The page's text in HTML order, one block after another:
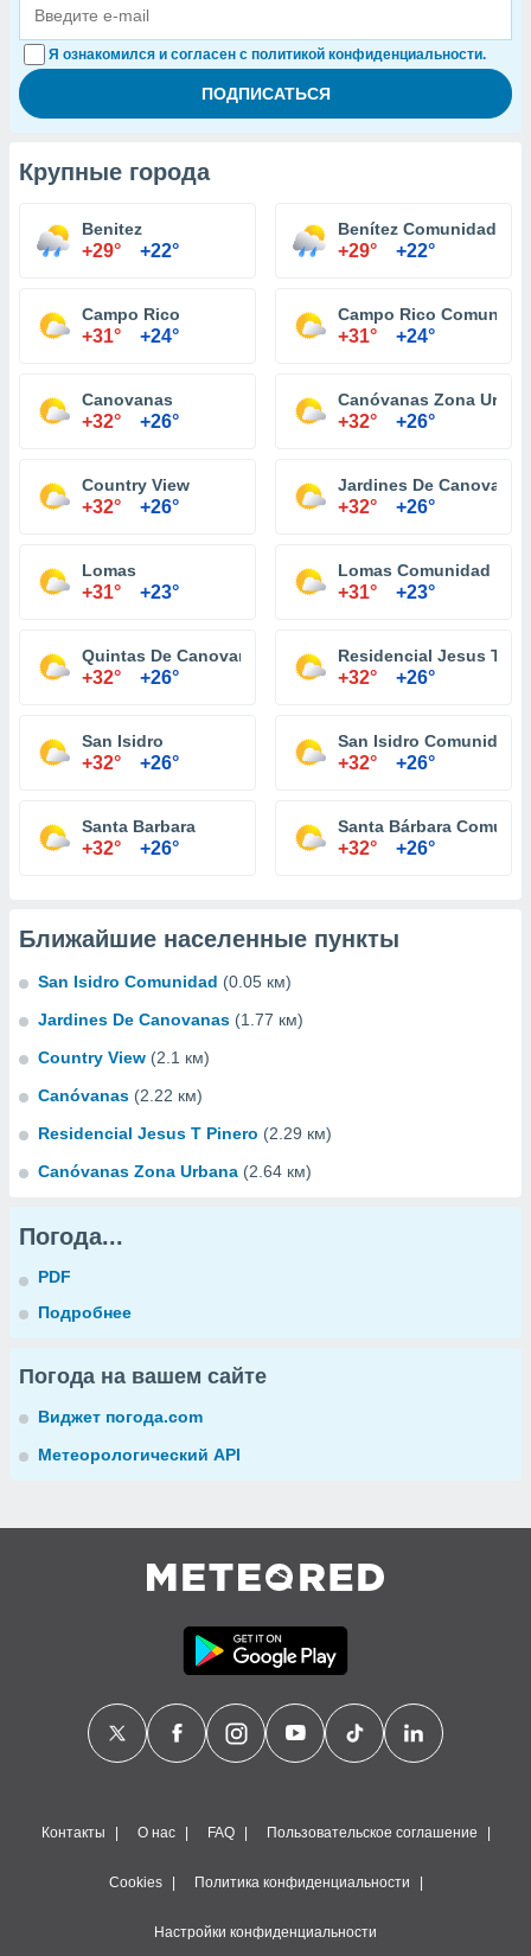
Я ознакомился и согласен с политикой конфиденциальности.
Крупные города
Benitez
+29° +22°
Benítez Comunidad
+29° +22°
Campo Rico
+31° +24°
Campo Rico
+31° +24°
Canovanas
+32° +26°
Canóvanas Zona
+32° +26°
Country View
+32° +26°
Jardines De Canovanas
+32° +26°
Lomas
+31° +23°
Lomas Comunidad
+31° +23°
Quintas De Canovanas
+32° +26°
Residencial Jesus T
+32° +26°
San Isidro
+32° +26°
San Isidro Comunidad
+32° +26°
Santa Barbara
+32° +26°
Santa Bárbara
+32° +26°
Ближайшие населенные пункты
San Isidro Comunidad (0.05 км)
Jardines De Canovanas (1.77 км)
Country View (2.1 км)
Canóvanas (2.22 км)
Residencial Jesus T Pinero (2.29 км)
Canóvanas Zona Urbana (2.64 км)
Погода...
PDF
Подробнее
Погода на вашем сайте
Виджет погода.com
Метеорологический API
Контакты О нас FAQ Пользовательское соглашение
Cookies Политика конфиденциальности
Настройки конфиденциальности